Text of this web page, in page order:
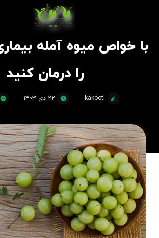
با خواص میوه آمله
را درمان کنید
kakooti ۲۲ دی ۱۴۰۳